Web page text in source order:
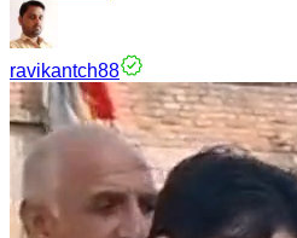
ravikantch88